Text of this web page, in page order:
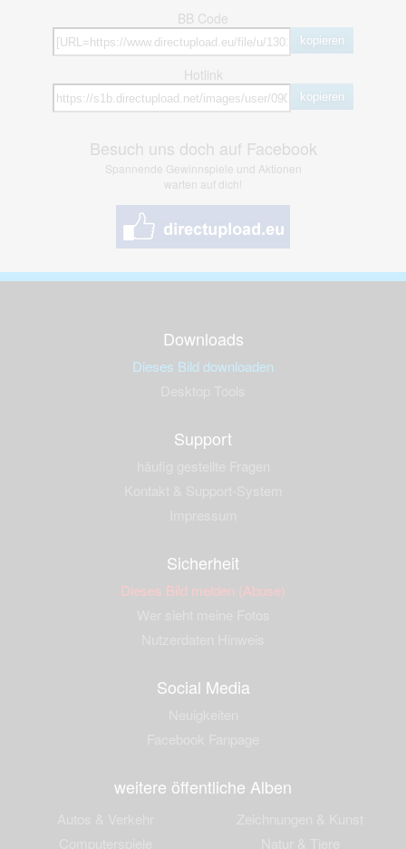
BB Code
kopieren
Hotlink
kopieren
Besuch uns doch auf Facebook
Spannende Gewinnspiele und Aktionen
warten auf dich!
Downloads
Dieses Bild downloaden
Support
Sicherheit
Dieses Bild melden (Abuse)
Social Media
weitere öffentliche Alben